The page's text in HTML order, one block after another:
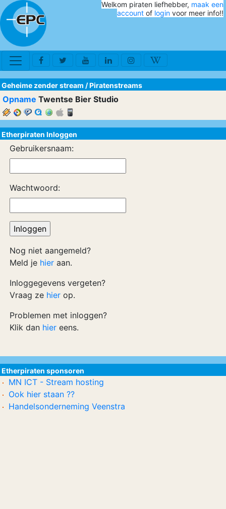
Welkom piraten liefhebber, maak een
account of login voor meer info!!
Geheime zender stream /Piratenstreams
Opname Twentse Bier Studio
Etherpiraten Inloggen
Gebruikersnaam:
Wachtwoord:
Nog niet aangemeld?
Meld je hier aan.
Inloggegevens vergeten?
Vraag ze hier op.
Problemen met inloggen?
Klik dan hier eens.
Etherpiraten sponsoren
MN ICT - Stream hosting
Ook hier staan ??
Handelsonderneming Veenstra